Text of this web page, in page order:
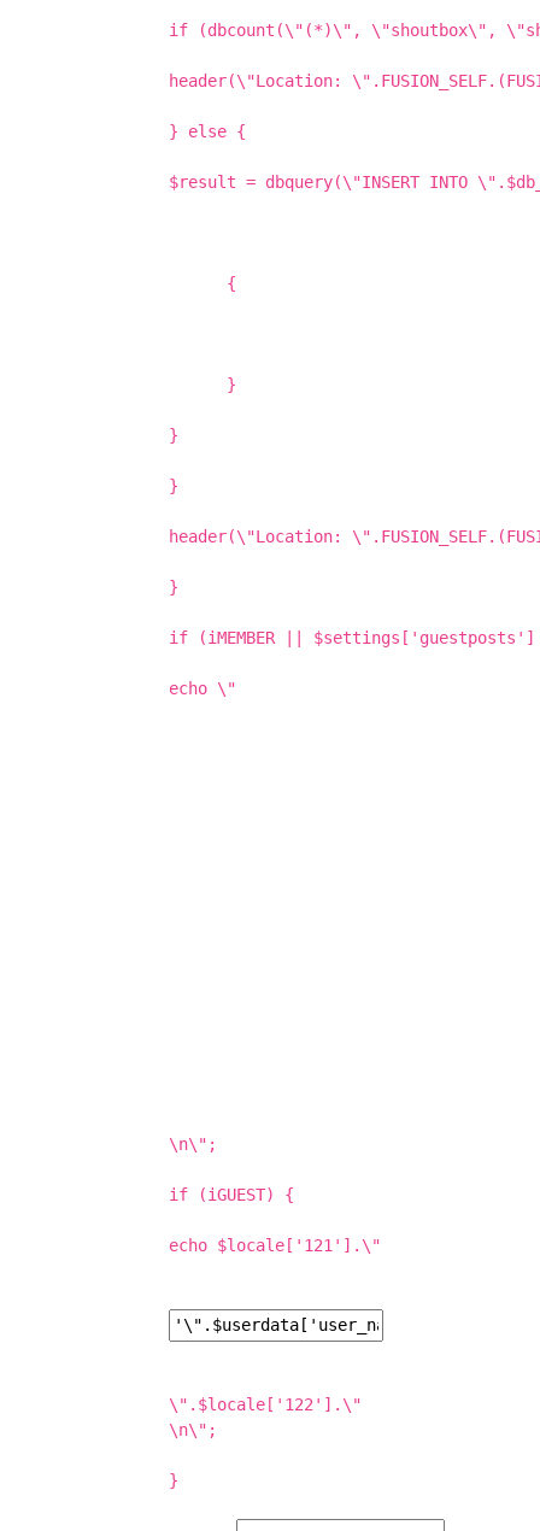
if (dbcount(\"(*)\", \"shoutbox\",
header(\"Location:
} else {
$result = dbquery(\"INSERT INTO
{
}
}
}
header(\"Location:
}
if (iMEMBER ||
echo \"
\n\";
if (iGUEST) {
echo $locale['121'].\"
\".$locale['122'].\"
\n\";
}